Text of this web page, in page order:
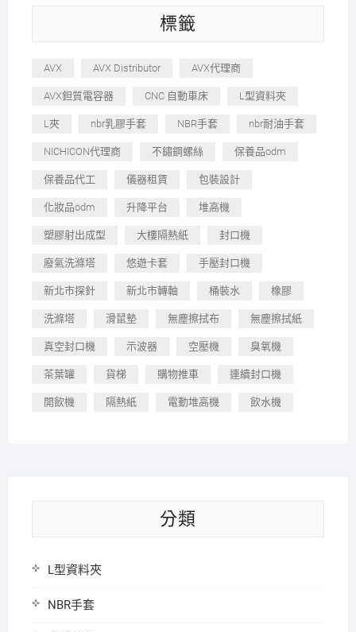
標籤
AVX AVX Distributor AVX代理商
AVX鉭質電容器 CNC 自動車床 L型資料夾
L夾 nbr乳膠手套 NBR手套 nbr耐油手套
NICHICON代理商 不鏽鋼螺絲 保養品odm
保養品代工 儀器租賃 包裝設計
化妝品odm 升降平台 堆高機
塑膠射出成型 大樓隔熱紙 封口機
廢氣洗滌塔 悠遊卡套 手壓封口機
新北市探針 新北市轉軸 桶裝水 橡膠
洗滌塔 滑鼠墊 無塵擦拭布 無塵擦拭紙
真空封口機 示波器 空壓機 臭氧機
茶葉罐 貨梯 購物推車 連續封口機
開飲機 隔熱紙 電動堆高機 飲水機
分類
L型資料夾
NBR手套